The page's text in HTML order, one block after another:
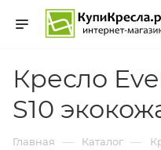
Кресло
S10
Главная — Каталог —